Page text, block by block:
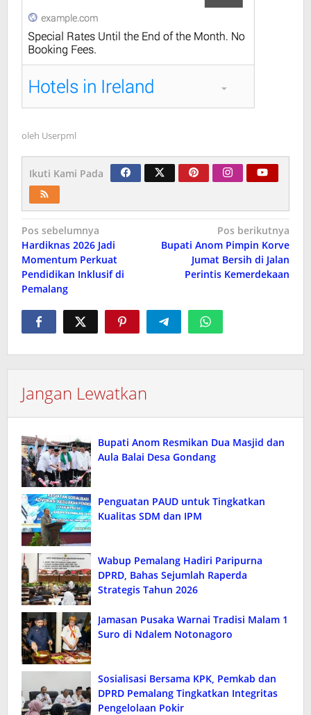
oleh Userpml
Ikuti Kami Pada
Navigasi
pos
Pos sebelumnya
Hardiknas 2026 Jadi
Momentum Perkuat
Pendidikan Inklusif di
Pemalang
Pos berikutnya
Bupati Anom Pimpin Korve
Jumat Bersih di Jalan
Perintis Kemerdekaan
Jangan Lewatkan
Bupati Anom Resmikan Dua Masjid dan
Aula Balai Desa Gondang
Penguatan PAUD untuk Tingkatkan
Kualitas SDM dan IPM
Wabup Pemalang Hadiri Paripurna
DPRD, Bahas Sejumlah Raperda
Strategis Tahun 2026
Jamasan Pusaka Warnai Tradisi Malam 1
Suro di Ndalem Notonagoro
Sosialisasi Bersama KPK, Pemkab dan
DPRD Pemalang Tingkatkan Integritas
Pengelolaan Pokir